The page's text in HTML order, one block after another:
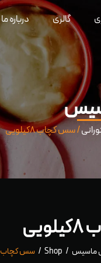
گالری درباره ما
/ سس کچاب ۸کیلویی
ماسیس Shop سس کچاب ۸کیلویی